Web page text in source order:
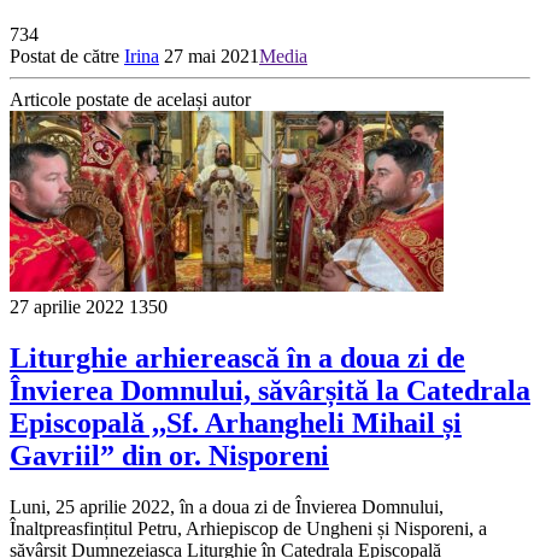
734
Postat de către Irina 27 mai 2021Media
Articole postate de același autor
27 aprilie 2022 1350
Liturghie arhierească în a doua zi de
Învierea Domnului, săvârșită la Catedrala
Episcopală ,,Sf. Arhangheli Mihail și
Gavriil” din or. Nisporeni
Luni, 25 aprilie 2022, în a doua zi de Învierea Domnului,
Înaltpreasfințitul Petru, Arhiepiscop de Ungheni și Nisporeni, a
săvârșit Dumnezeiasca Liturghie în Catedrala Episcopală